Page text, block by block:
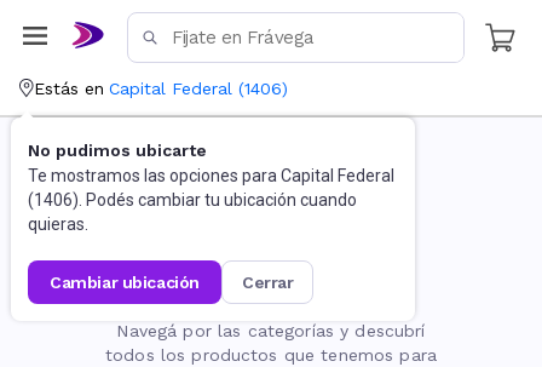
Estás en Capital Federal (1406)
No pudimos ubicarte
Te mostramos las opciones para Capital Federal
(1406). Podés cambiar tu ubicación cuando
quieras.
cambiar ubicación cerrar
La página no existe
Navegá por las categorías y descubrí
todos los productos que tenemos para